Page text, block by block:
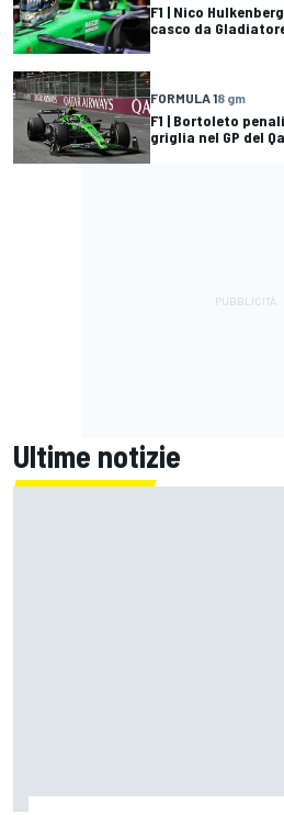
F1 | Nico
casco da
FORMULA 18 gm
F1 | Bortoleto
griglia nel GP del
Ultime notizie